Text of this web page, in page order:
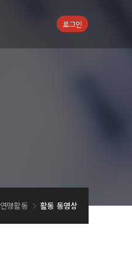
로그인
연맹활동 활동 동영상